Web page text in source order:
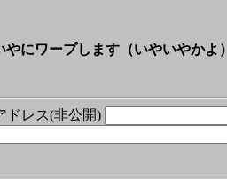
にワープします（いやいやかよ）
ドレス(非公開)